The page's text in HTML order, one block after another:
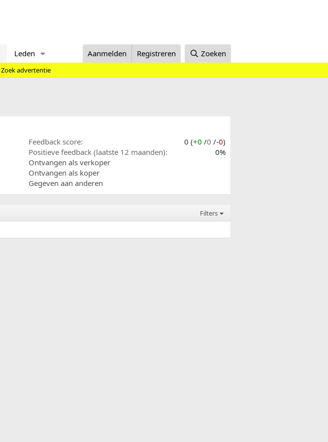
Leden Aanmelden Registreren Zoeken
Zoek advertentie
Feedback score 0 (+0 /0 /-0)
Positieve feedback (laatste 12 maanden)
0%
Ontvangen als verkoper
Ontvangen als koper
Gegeven aan anderen
Filters